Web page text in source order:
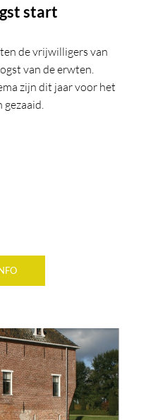
start
de vrijwilligers van
van de erwten.
zijn dit jaar voor het